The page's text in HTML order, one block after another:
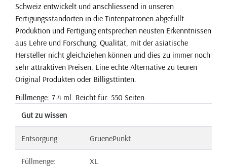
Schweiz entwickelt und anschliessend in unseren
Fertigungsstandorten in die Tintenpatronen abgefüllt.
Produktion und Fertigung entsprechen neusten Erkenntnissen
aus Lehre und Forschung. Qualität, mit der asiatische
Hersteller nicht gleichziehen können und dies zu immer noch
sehr attraktiven Preisen. Eine echte Alternative zu teuren
Original Produkten oder Billigsttinten.
Füllmenge: 7.4 ml. Reicht für: 550 Seiten.
Gut zu wissen
Entsorgung: GruenePunkt
Füllmenge: XL